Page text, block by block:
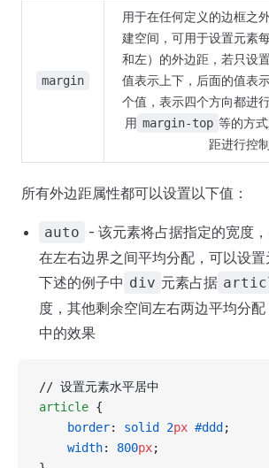
margin
用于在任何定义的边框之
建空间，可用于设置元素
和左）的外边距，若只设
值表示上下，后面的值表
个值，表示四个方向都进
用 margin-top 等的方
距进行控制
所有外边距属性都可以设置以下值：
auto
- 该元素将占据指定的宽度
在左右边界之间平均分配，可以设置
下述的例子中 div 元素占据
度，其他剩余空间左右两边平均分
中的效果
// 设置元素水平居中
article {
    border
: solid 2px #ddd ;
    width
: 800px;